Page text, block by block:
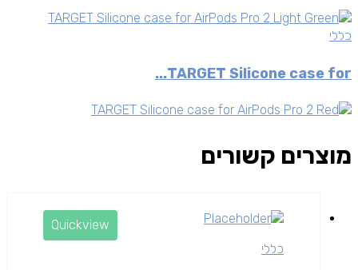
כללי
TARGET Silicone case for...
מוצרים קשורים
Quickview
כללי